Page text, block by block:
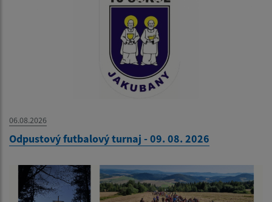
06.08.2026
Odpustový futbalový turnaj - 09. 08. 2026